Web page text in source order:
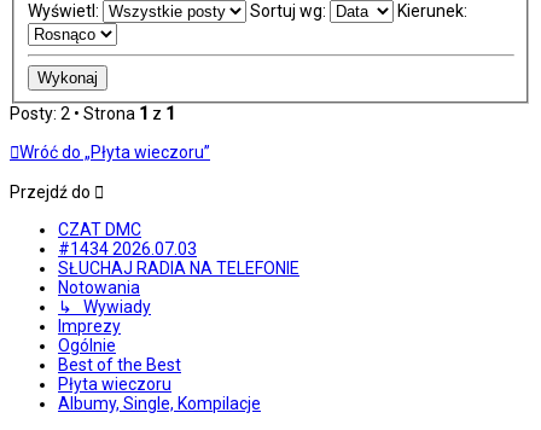
Wyświetl: Sortuj wg: Kierunek:
Posty: 2 • Strona 1 z 1
Wróć do „Płyta wieczoru”
Przejdź do
CZAT DMC
#1434 2026.07.03
SŁUCHAJ RADIA NA TELEFONIE
Notowania
↳ Wywiady
Imprezy
Ogólnie
Best of the Best
Płyta wieczoru
Albumy, Single, Kompilacje